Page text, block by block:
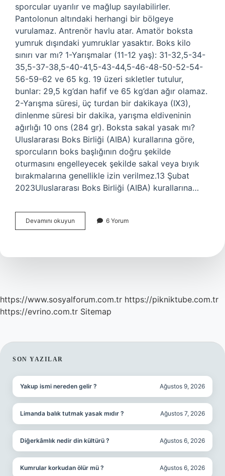
sporcular uyarılır ve mağlup sayılabilirler.
Pantolonun altındaki herhangi bir bölgeye
vurulamaz. Antrenör havlu atar. Amatör boksta
yumruk dışındaki yumruklar yasaktır. Boks kilo
sınırı var mı? 1-Yarışmalar (11-12 yaş): 31-32,5-34-
35,5-37-38,5-40-41,5-43-44,5-46-48-50-52-54-
56-59-62 ve 65 kg. 19 üzeri sıkletler tutulur,
bunlar: 29,5 kg’dan hafif ve 65 kg’dan ağır olamaz.
2-Yarışma süresi, üç turdan bir dakikaya (IX3),
dinlenme süresi bir dakika, yarışma eldiveninin
ağırlığı 10 ons (284 gr). Boksta sakal yasak mı?
Uluslararası Boks Birliği (AIBA) kurallarına göre,
sporcuların boks başlığının doğru şekilde
oturmasını engelleyecek şekilde sakal veya bıyık
bırakmalarına genellikle izin verilmez.13 Şubat
2023Uluslararası Boks Birliği (AIBA) kurallarına…
Devamını okuyun
Neler
6 Yorum
https://www.sosyalforum.com.tr https://pikniktube.com.tr
https://evrino.com.tr Sitemap
SIDEBAR
SON YAZILAR
Yakup ismi nereden gelir ? Ağustos 9, 2026
Limanda balık tutmak yasak mıdır ? Ağustos 7, 2026
Diğerkâmlık nedir din kültürü ? Ağustos 6, 2026
Kumrular korkudan ölür mü ? Ağustos 6, 2026